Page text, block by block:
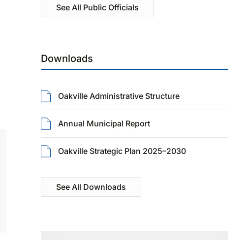
See All Public Officials
Downloads
Oakville Administrative Structure
Annual Municipal Report
Oakville Strategic Plan 2025–2030
See All Downloads